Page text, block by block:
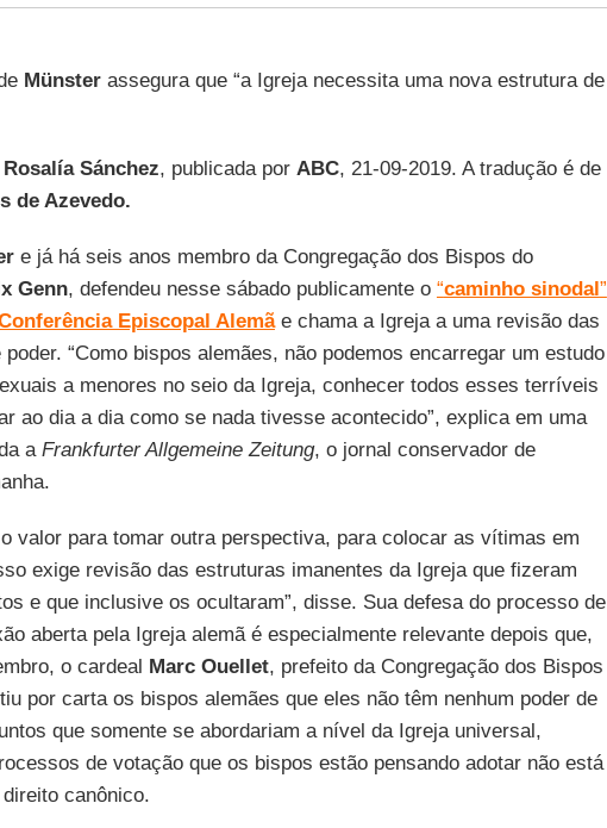
Münsterassegura que “a Igreja necessita uma nova estrutura de
Rosalía Sánchez, publicada por ABC, 21-09-2019. A tradução é de
de Azevedo.
e já há seis anos membro da Congregação dos Bispos do
Genn, defendeu nesse sábado publicamente o “caminho sinodal”
Episcopal Alemãe chama a Igreja a uma revisão das
“Como bispos alemães, não podemos encarregar um estudo
a menores no seio da Igreja, conhecer todos esses terríveis
ao dia a dia como se nada tivesse acontecido”, explica em uma
a Frankfurter Allgemeine Zeitung, o jornal conservador de
o valor para tomar outra perspectiva, para colocar as vítimas em
exige revisão das estruturas imanentes da Igreja que fizeram
e que inclusive os ocultaram”, disse. Sua defesa do processo de
aberta pela Igreja alemã é especialmente relevante depois que,
o cardeal Marc Ouellet, prefeito da Congregação dos Bispos
por carta os bispos alemães que eles não têm nenhum poder de
que somente se abordariam a nível da Igreja universal,
de votação que os bispos estão pensando adotar não está
canônico.